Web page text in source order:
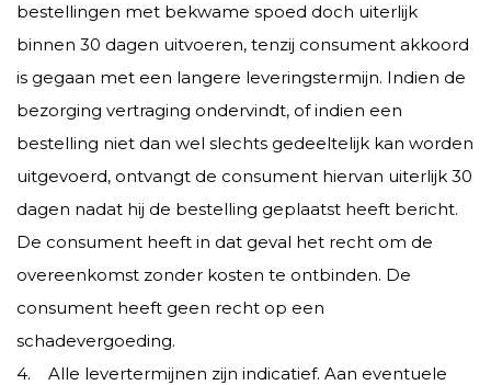
bestellingen met bekwame spoed doch uiterlijk
binnen 30 dagen uitvoeren, tenzij consument akkoord
is gegaan met een langere leveringstermijn. Indien de
bezorging vertraging ondervindt, of indien een
bestelling niet dan wel slechts gedeeltelijk kan worden
uitgevoerd, ontvangt de consument hiervan uiterlijk 30
dagen nadat hij de bestelling geplaatst heeft bericht.
De consument heeft in dat geval het recht om de
overeenkomst zonder kosten te ontbinden. De
consument heeft geen recht op een
schadevergoeding.
4. Alle levertermijnen zijn indicatief. Aan eventuele